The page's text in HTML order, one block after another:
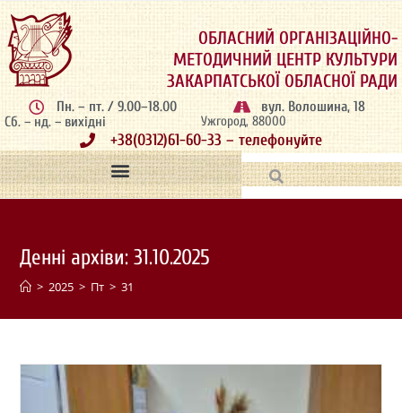
ОБЛАСНИЙ ОРГАНІЗАЦІЙНО-
МЕТОДИЧНИЙ ЦЕНТР КУЛЬТУРИ
ЗАКАРПАТСЬКОЇ ОБЛАСНОЇ РАДИ
Пн. – пт. / 9.00–18.00
Сб. – нд. – вихідні
вул. Волошина, 18
Ужгород, 88000
+38(0312)61-60-33 – телефонуйте
Денні архіви: 31.10.2025
> 2025 > Пт > 31